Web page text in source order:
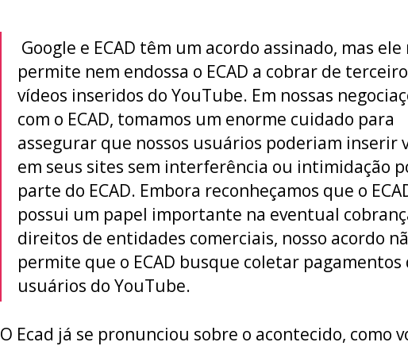
Google e ECAD têm um acordo assinado, mas ele
permite nem endossa o ECAD a cobrar de
vídeos inseridos do YouTube. Em nossas
com o ECAD, tomamos um enorme cuidado para
assegurar que nossos usuários poderiam inserir
em seus sites sem interferência ou intimidação
parte do ECAD. Embora reconheçamos que o
possui um papel importante na eventual
direitos de entidades comerciais, nosso acordo
permite que o ECAD busque coletar pagamentos
usuários do YouTube.
O Ecad já se pronunciou sobre o acontecido, como